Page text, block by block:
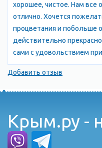
хорошее, чистое. Нам все
отлично. Хочется
процветания и побольше
действительно
сами с удовольствием
Добавить отзыв
Крым.ру -